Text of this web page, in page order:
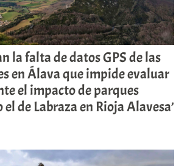
la falta de datos GPS de las
en Álava que impide evaluar
el impacto de parques
el de Labraza en Rioja Alavesa’